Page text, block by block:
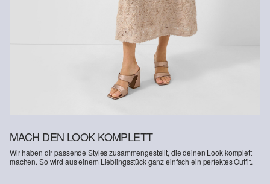
MACH DEN LOOK KOMPLETT
Wir haben dir passende Styles zusammengestellt, die deinen Look komplett
machen. So wird aus einem Lieblingsstück ganz einfach ein perfektes Outfit.